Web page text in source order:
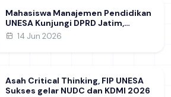
Mahasiswa Manajemen Pendidikan
UNESA Kunjungi DPRD Jatim,
Perdalam Pemahaman Kebijakan
14 Jun 2026
Asah Critical Thinking, FIP UNESA
Sukses gelar NUDC dan KDMI 2026